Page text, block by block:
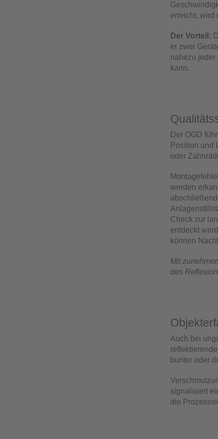
erreicht, wird
Der Vorteil:
er zwei
nahezu jeder
kann.
Der OGD
Position und
oder
werden
Check zur
entdeckt
können
Mit
des
Auch bei
bunter oder
signalisiert
die